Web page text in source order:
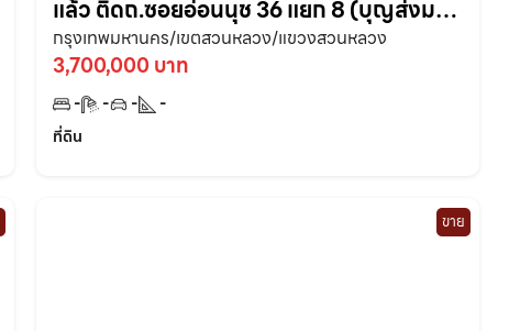
แล้ว ติดถ.ซอยอ่อนนุช 36 แยก 8 (บุญส่งมาสู่
3 ) ใกล้ถ.สุขุมวิท 77 – 350 เมตร เขต
พระโขนง
กรุงเทพมหานคร/เขตสวนหลวง/แขวงสวนหลวง
3,700,000 บาท
- - -
-
ที่ดิน
ขาย